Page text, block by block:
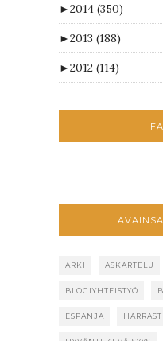
►2014 (350)
►2013 (188)
►2012 (114)
ARKI ASKARTELU
BLOGIYHTEISTYÖ
ESPANJA